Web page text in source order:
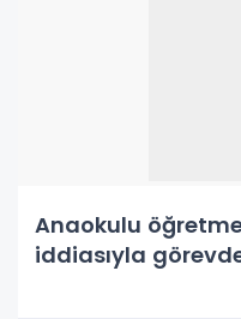
Anaokulu
iddiasıyla